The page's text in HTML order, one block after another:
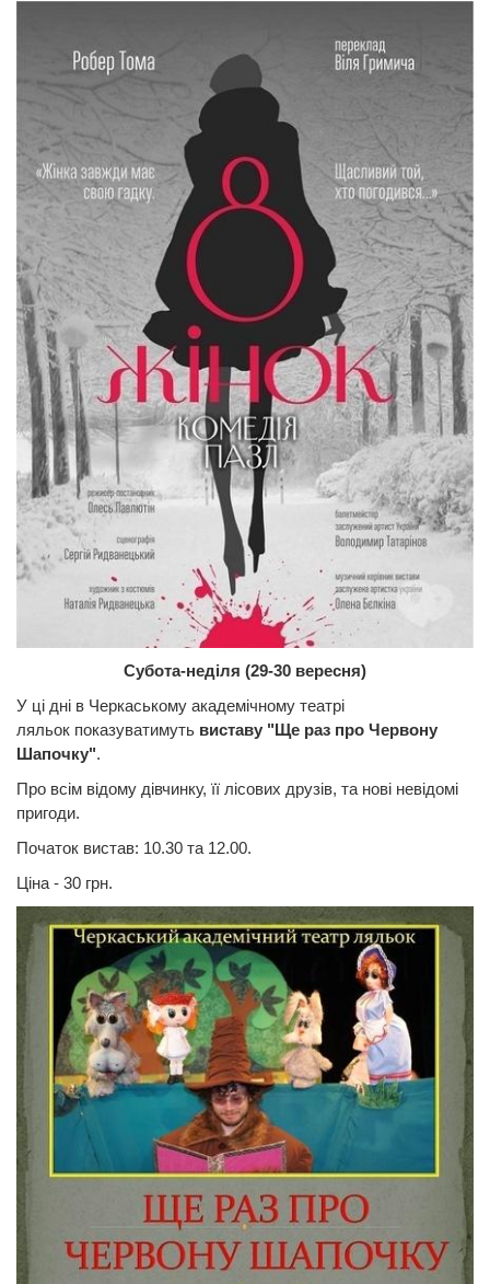
Субота-неділя (29-30 вересня)
У ці дні в Черкаському академічному театрі
ляльок показуватимуть виставу "Ще раз про Червону
Шапочку".
Про всім відому дівчинку, її лісових друзів, та нові невідомі
пригоди.
Початок вистав: 10.30 та 12.00.
Ціна - 30 грн.